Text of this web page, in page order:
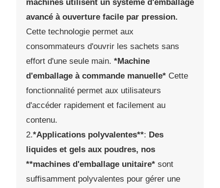
machines utilisent un système d'emballage
avancé à ouverture facile par pression.
Cette technologie permet aux
consommateurs d'ouvrir les sachets sans
effort d'une seule main. *Machine
d'emballage à commande manuelle*Cette
fonctionnalité permet aux utilisateurs
d'accéder rapidement et facilement au
contenu.
2.*Applications polyvalentes**: Des
liquides et gels aux poudres, nos
**machines d'emballage unitaire*sont
suffisamment polyvalentes pour gérer une